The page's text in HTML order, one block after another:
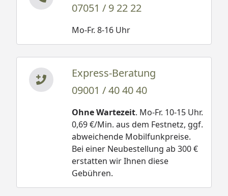
07051 / 9 22 22
Mo-Fr. 8-16 Uhr
Express-Beratung
09001 / 40 40 40
Ohne Wartezeit. Mo-Fr. 10-15 Uhr.
0,69 €/Min. aus dem Festnetz, ggf.
abweichende Mobilfunkpreise.
Bei einer Neubestellung ab 300 €
erstatten wir Ihnen diese
Gebühren.